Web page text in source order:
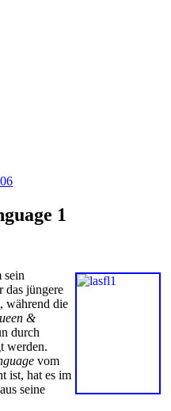
1
sein
das jüngere
während die
&
durch
werden.
vom
ist, hat es im
seine